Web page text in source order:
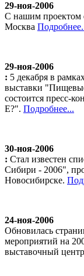
29-ноя-2006
С нашим проектом
Москва
29-ноя-2006
: 5 декабря в
выставки
состоится пресс-
Е?". Подробнее...
30-ноя-2006
: Стал известен
Сибири - 2006",
Новосибирске.
24-ноя-2006
Обновилась
мероприятий на
выставочный